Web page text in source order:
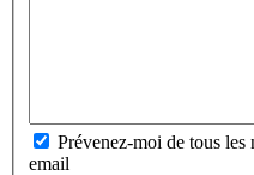
Prévenez-moi de tous les
email